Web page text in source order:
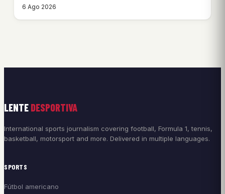
6 Ago 2026
LENTE DESPORTIVA
International sports journalism covering football, Formula 1, tennis,
basketball, motorsport and more. Delivered in multiple languages.
SPORTS
Fútbol americano